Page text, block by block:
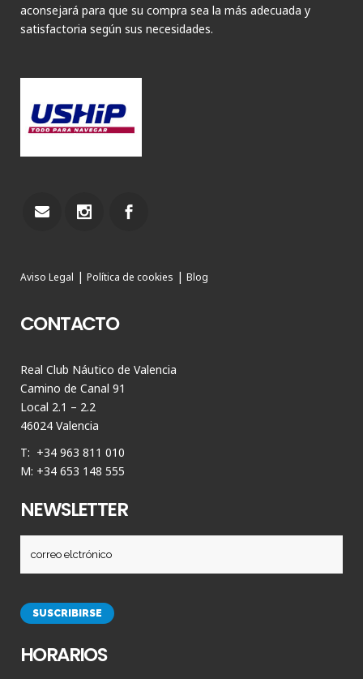
aconsejará para que su compra sea la más adecuada y
satisfactoria según sus necesidades.
Aviso Legal | Política de cookies | Blog
CONTACTO
Real Club Náutico de Valencia
Camino de Canal 91
Local 2.1 – 2.2
46024 Valencia
T: +34 963 811 010
M: +34 653 148 555
NEWSLETTER
HORARIOS